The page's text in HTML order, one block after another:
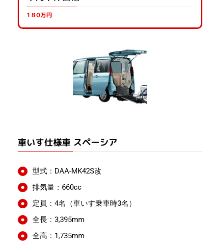
1８0万円
車いす仕様車 スペーシア
型式：DAA-MK42S改
排気量：660cc
定員：4名（車いす乗車時3名）
全長：3,395mm
全高：1,735mm